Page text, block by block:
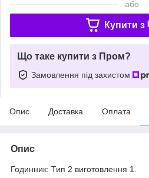
або
Купити з
Що таке купити з Пром?
Замовлення під захистом
Опис Доставка Оплата
Опис
Годинник: Тип 2 виготовлення 1.